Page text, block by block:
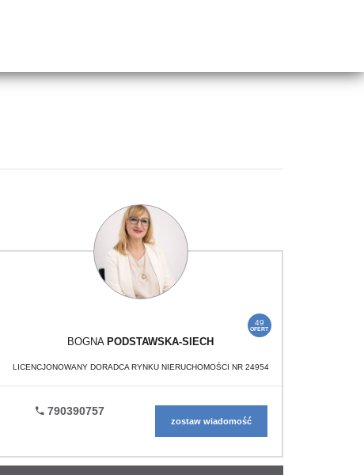
49
OFERT
BOGNAPODSTAWSKA-SIECH
LICENCJONOWANY DORADCA RYNKU NIERUCHOMOŚCI NR 24954
790390757
zostaw wiadomość